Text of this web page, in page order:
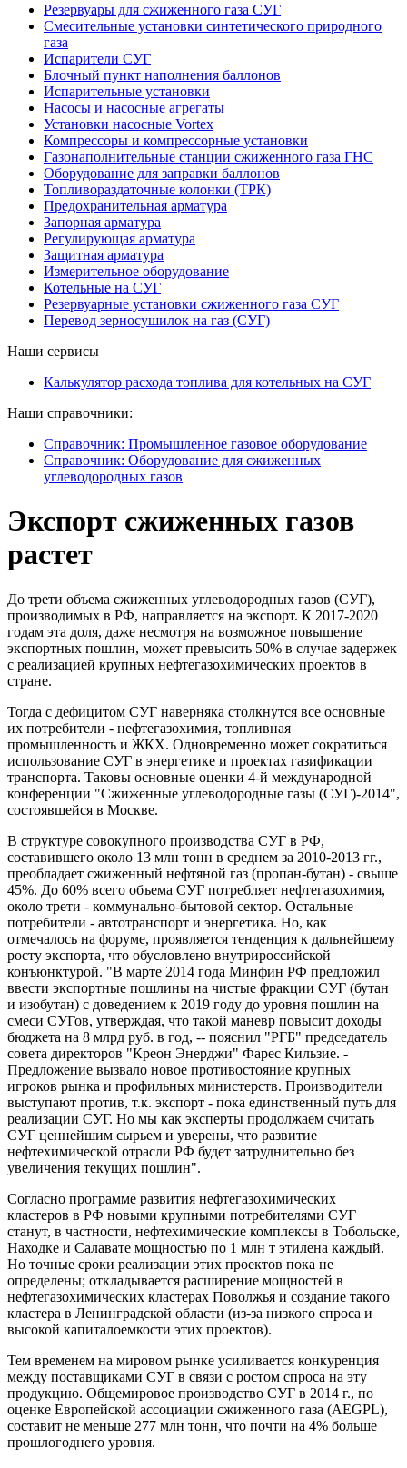
Резервуары для сжиженного газа СУГ
Смесительные установки синтетического природного
газа
Испарители СУГ
Блочный пункт наполнения баллонов
Испарительные установки
Насосы и насосные агрегаты
Установки насосные Vortex
Компрессоры и компрессорные установки
Газонаполнительные станции сжиженного газа ГНС
Оборудование для заправки баллонов
Топливораздаточные колонки (ТРК)
Предохранительная арматура
Запорная арматура
Регулирующая арматура
Защитная арматура
Измерительное оборудование
Котельные на СУГ
Резервуарные установки сжиженного газа СУГ
Перевод зерносушилок на газ (СУГ)
Наши сервисы
Калькулятор расхода топлива для котельных на СУГ
Наши справочники:
Справочник: Промышленное газовое оборудование
Справочник: Оборудование для сжиженных
углеводородных газов
Экспорт сжиженных газов
растет
До трети объема сжиженных углеводородных газов (СУГ),
производимых в РФ, направляется на экспорт. К 2017-2020
годам эта доля, даже несмотря на возможное повышение
экспортных пошлин, может превысить 50% в случае задержек
с реализацией крупных нефтегазохимических проектов в
стране.
Тогда с дефицитом СУГ наверняка столкнутся все основные
их потребители - нефтегазохимия, топливная
промышленность и ЖКХ. Одновременно может сократиться
использование СУГ в энергетике и проектах газификации
транспорта. Таковы основные оценки 4-й международной
конференции "Сжиженные углеводородные газы (СУГ)-2014",
состоявшейся в Москве.
В структуре совокупного производства СУГ в РФ,
составившего около 13 млн тонн в среднем за 2010-2013 гг.,
преобладает сжиженный нефтяной газ (пропан-бутан) - свыше
45%. До 60% всего объема СУГ потребляет нефтегазохимия,
около трети - коммунально-бытовой сектор. Остальные
потребители - автотранспорт и энергетика. Но, как
отмечалось на форуме, проявляется тенденция к дальнейшему
росту экспорта, что обусловлено внутрироссийской
конъюнктурой. "В марте 2014 года Минфин РФ предложил
ввести экспортные пошлины на чистые фракции СУГ (бутан
и изобутан) с доведением к 2019 году до уровня пошлин на
смеси СУГов, утверждая, что такой маневр повысит доходы
бюджета на 8 млрд руб. в год, -- пояснил "РГБ" председатель
совета директоров "Креон Энерджи" Фарес Кильзие. -
Предложение вызвало новое противостояние крупных
игроков рынка и профильных министерств. Производители
выступают против, т.к. экспорт - пока единственный путь для
реализации СУГ. Но мы как эксперты продолжаем считать
СУГ ценнейшим сырьем и уверены, что развитие
нефтехимической отрасли РФ будет затруднительно без
увеличения текущих пошлин".
Согласно программе развития нефтегазохимических
кластеров в РФ новыми крупными потребителями СУГ
станут, в частности, нефтехимические комплексы в Тобольске,
Находке и Салавате мощностью по 1 млн т этилена каждый.
Но точные сроки реализации этих проектов пока не
определены; откладывается расширение мощностей в
нефтегазохимических кластерах Поволжья и создание такого
кластера в Ленинградской области (из-за низкого спроса и
высокой капиталоемкости этих проектов).
Тем временем на мировом рынке усиливается конкуренция
между поставщиками СУГ в связи с ростом спроса на эту
продукцию. Общемировое производство СУГ в 2014 г., по
оценке Европейской ассоциации сжиженного газа (AEGPL),
составит не меньше 277 млн тонн, что почти на 4% больше
прошлогоднего уровня.